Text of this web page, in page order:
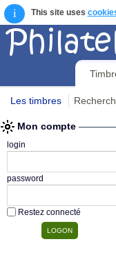
i This site uses
Les timbres
Mon compte
login
password
Restez connecté